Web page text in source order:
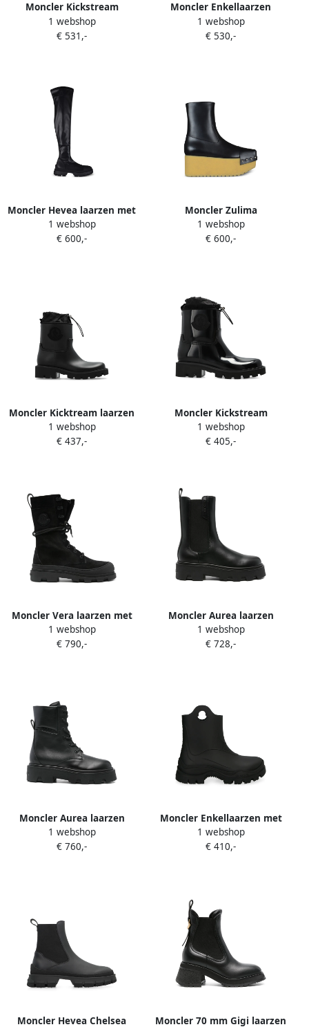
Moncler Kickstream
gewatteerde laarzen met
logo-patch Zwart
1 webshop
€ 531,-
Moncler Enkellaarzen
1 webshop
€ 530,-
Moncler Hevea laarzen met
logopatch Zwart
1 webshop
€ 600,-
Moncler Zulima
enkellaarzen met studs
Zwart
1 webshop
€ 600,-
Moncler Kicktream laarzen
met trekkoord en chunky
zool Zwart
1 webshop
€ 437,-
Moncler Kickstream
regenlaarzen met
logopatch Zwart
1 webshop
€ 405,-
Moncler Vera laarzen met
logopatch Zwart
1 webshop
€ 790,-
Moncler Aurea laarzen
Zwart
1 webshop
€ 728,-
Moncler Aurea laarzen
Zwart
1 webshop
€ 760,-
Moncler Enkellaarzen met
logodetail Zwart
1 webshop
€ 410,-
Moncler Hevea Chelsea Moncler 70 mm Gigi laarzen